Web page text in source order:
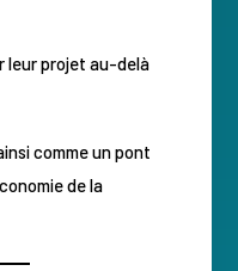
leur projet au-delà
comme un pont
de la